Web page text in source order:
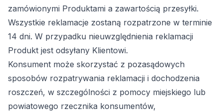
zamówionymi Produktami a zawartością przesyłki.
Wszystkie reklamacje zostaną rozpatrzone w terminie
14 dni. W przypadku nieuwzględnienia reklamacji
Produkt jest odsyłany Klientowi.
Konsument może skorzystać z pozasądowych
sposobów rozpatrywania reklamacji i dochodzenia
roszczeń, w szczególności z pomocy miejskiego lub
powiatowego rzecznika konsumentów,